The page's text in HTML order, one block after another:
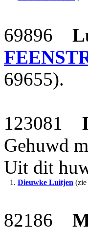
69896
69655).
123081
Gehuwd
Uit dit
1. Dieuwke Luitjen (zie
82186